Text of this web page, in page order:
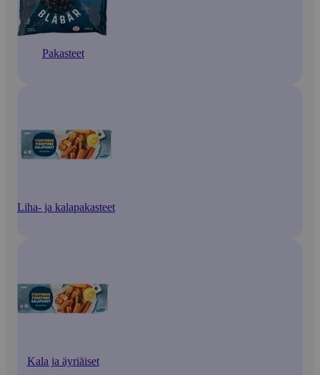
Pakasteet
Liha- ja kalapakasteet
Kala ja äyriäiset